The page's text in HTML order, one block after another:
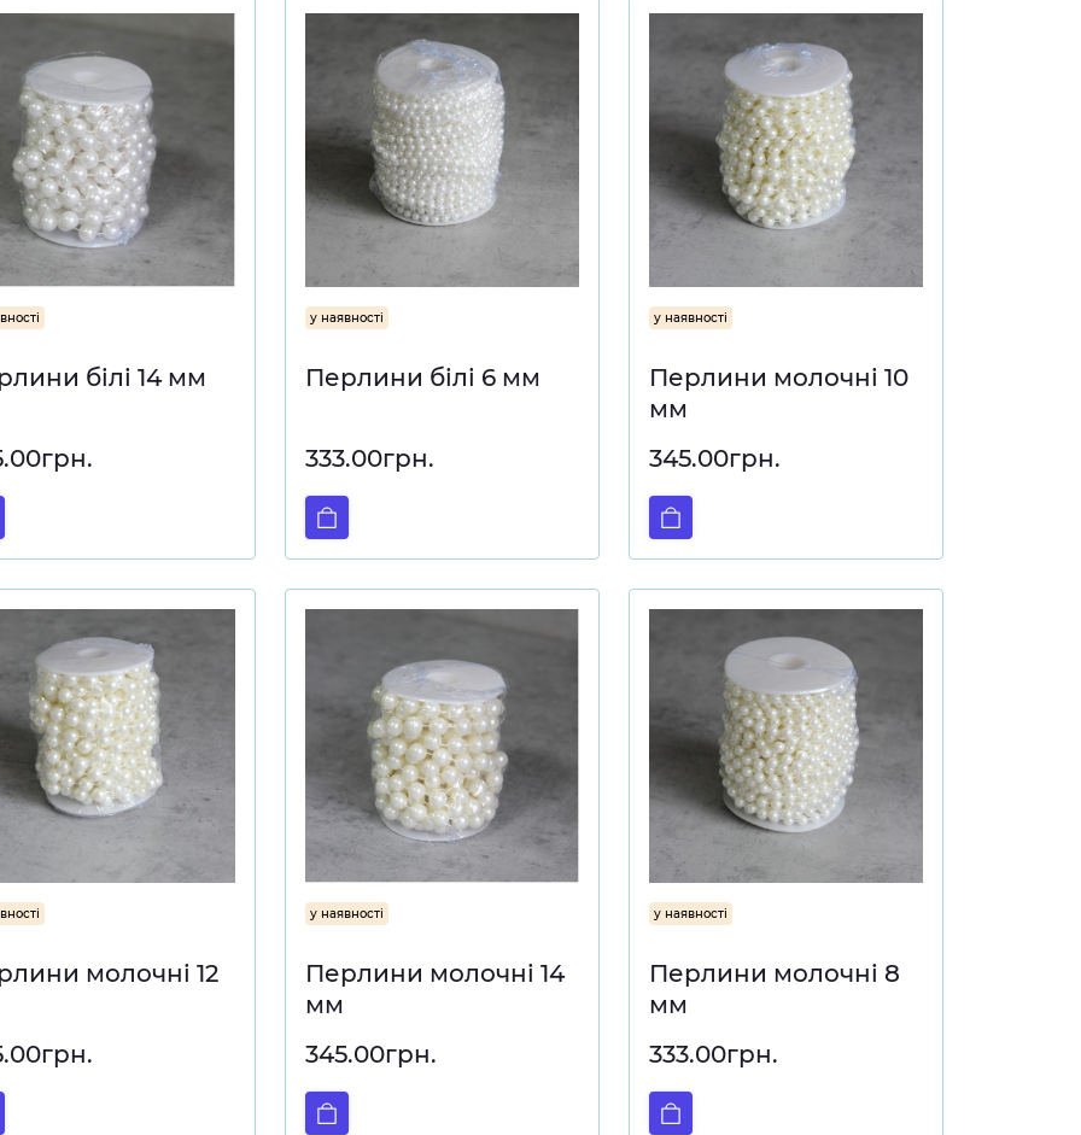
білі 14 мм
у наявності
Перлини білі 6 мм
333.00грн.
у наявності
Перлини молочні 10
мм
345.00грн.
молочні 12
у наявності
Перлини молочні 14
мм
345.00грн.
у наявності
Перлини молочні 8
мм
333.00грн.